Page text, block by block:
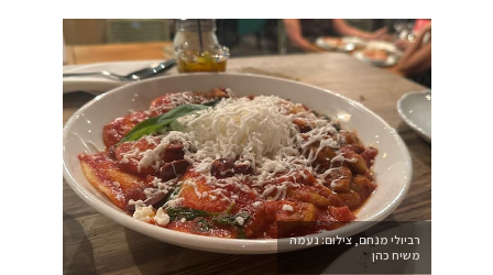
רביולי מנחם, צילום: נעמה
משיח כהן